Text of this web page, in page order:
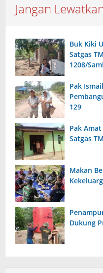
Jangan
Buk Kiki
Satgas
1208/
Pak
129
Pak
Satgas
Makan
Dukung